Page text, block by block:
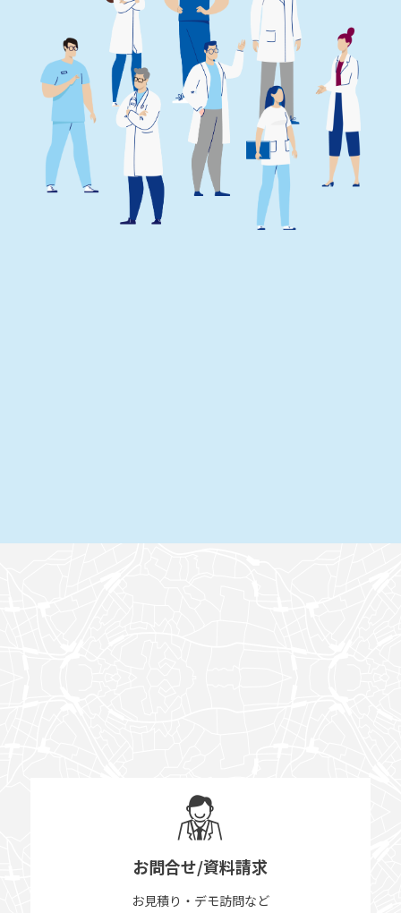
お問合せ/資料請求
お見積り・デモ訪問など